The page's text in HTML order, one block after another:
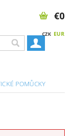
CZK EUR
€0
POMŮCKY